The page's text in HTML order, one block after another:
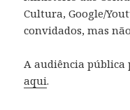
Cultura, Google/
convidados, mas
A audiência pública
aqui.